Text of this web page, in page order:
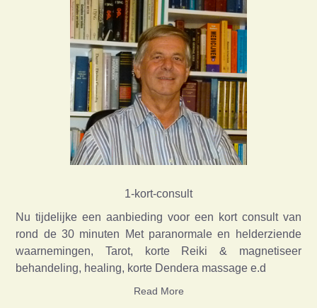
1-kort-consult
Nu tijdelijke een aanbieding voor een kort consult van
rond de 30 minuten Met paranormale en helderziende
waarnemingen, Tarot, korte Reiki & magnetiseer
behandeling, healing, korte Dendera massage e.d
Read More